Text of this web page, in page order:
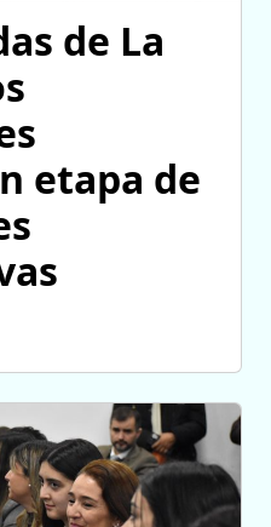
de La
etapa de